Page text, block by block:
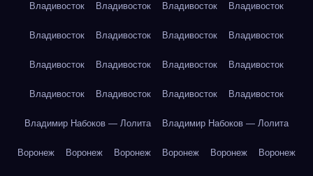
Владивосток Владивосток Владивосток Владивосток
Владивосток Владивосток Владивосток Владивосток
Владивосток Владивосток Владивосток Владивосток
Владивосток Владивосток Владивосток Владивосток
Владимир Набоков — Лолита Владимир Набоков — Лолита
Воронеж Воронеж Воронеж Воронеж Воронеж Воронеж